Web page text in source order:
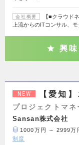
会社概要
【■クラウド
上流からのITコンサル、
興味
NEW 【愛知
プロジェクトマ
Sansan株式会社
1000万円 ～ 2999万
制度